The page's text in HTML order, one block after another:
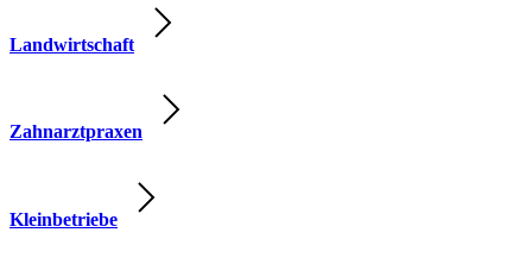
Landwirtschaft
Zahnarztpraxen
Kleinbetriebe